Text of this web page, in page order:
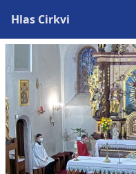
Hlas Cirkvi